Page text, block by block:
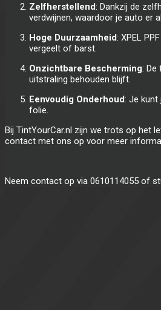
Zelfherstellend: Dankzij de
verdwijnen, waardoor je auto er
Hoge Duurzaamheid: XPEL
vergeelt of barst.
Onzichtbare Bescherming: De
uitstraling behouden blijft.
Eenvoudig Onderhoud: Je kunt
folie.
Bij TintYourCar.nl zijn we trots op het
contact met ons op voor meer
Neem contact op via 0610114055 of